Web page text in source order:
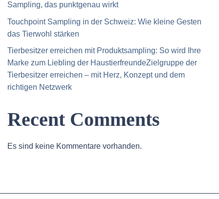
Sampling, das punktgenau wirkt
Touchpoint Sampling in der Schweiz: Wie kleine Gesten
das Tierwohl stärken
Tierbesitzer erreichen mit Produktsampling: So wird Ihre
Marke zum Liebling der HaustierfreundeZielgruppe der
Tierbesitzer erreichen – mit Herz, Konzept und dem
richtigen Netzwerk
Recent Comments
Es sind keine Kommentare vorhanden.